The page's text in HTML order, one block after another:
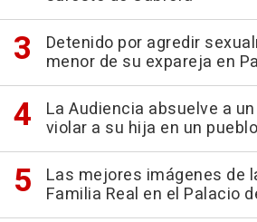
Detenido por agredir
menor de su expareja en
La Audiencia absuelve a
violar a su hija en un
Las mejores imágenes de
Familia Real en el Palacio